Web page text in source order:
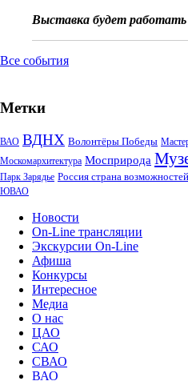
Выставка будет работать
Все события
Метки
ВАО ВДНХ Волонтёры Победы
Москомархитектура Мосприрода
Парк Зарядье Россия страна возможностей
ЮВАО
Новости
On-Line трансляции
Экскурсии On-Line
Афиша
Конкурсы
Интересное
Медиа
О нас
ЦАО
САО
СВАО
ВАО